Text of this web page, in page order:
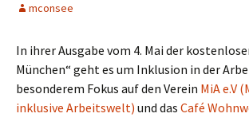
mconsee
In ihrer Ausgabe vom 4. Mai der
München“ geht es um Inklusion in der
besonderem Fokus auf den Verein MiA e.V
inklusive Arbeitswelt) und das Café